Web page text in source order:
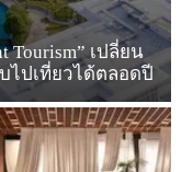
Tourism” เปลี่ยน
ไปเที่ยวได้ตลอดปี